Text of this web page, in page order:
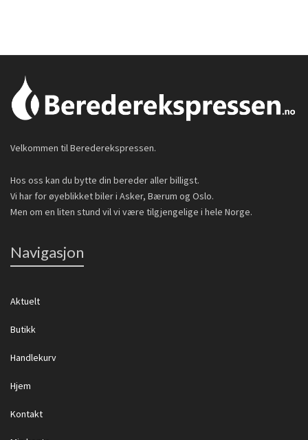
Velkommen til Berederekspressen.
Hos oss kan du bytte din bereder aller billigst.
Vi har for øyeblikket biler i Asker, Bærum og Oslo.
Men om en liten stund vil vi være tilgjengelige i hele Norge.
Navigasjon
Aktuelt
Butikk
Handlekurv
Hjem
Kontakt